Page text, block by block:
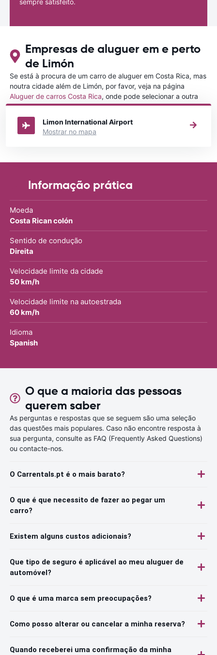
Empresas de aluguer em e perto
de Limón
Se está à procura de um carro de aluguer em Costa Rica, mas
noutra cidade além de Limón, por favor, veja na página
Aluguer de carros Costa Rica, onde pode selecionar a outra
cidade em Costa Rica que gostaria de alugar um carro
Limon International Airport
Mostrar no mapa
Informação prática
Moeda
Costa Rican colón
Sentido de condução
Direita
Velocidade limite da cidade
50 km/h
Velocidade limite na autoestrada
60 km/h
Idioma
Spanish
O que a maioria das pessoas
querem saber
As perguntas e respostas que se seguem são uma seleção
das questões mais populares. Caso não encontre resposta à
sua pergunta, consulte as FAQ (Frequently Asked Questions)
ou contacte-nos.
O Carrentals.pt é o mais barato?
O que é que necessito de fazer ao pegar um
carro?
Existem alguns custos adicionais?
Que tipo de seguro é aplicável ao meu aluguer de
automóvel?
O que é uma marca sem preocupações?
Como posso alterar ou cancelar a minha reserva?
Quando receberei uma confirmação da minha